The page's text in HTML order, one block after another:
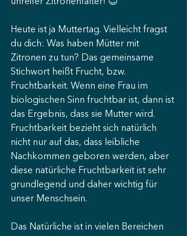
Predigt
Heute ist ja Muttertag. Vielleicht fragst
du dich: Was haben Mütter mit
Zitronen zu tun? Das gemeinsame
Stichwort heißt Frucht, bzw.
Fruchtbarkeit. Wenn eine Frau im
biologischen Sinn fruchtbar ist, dann ist
das Ergebnis, dass sie Mutter wird.
Fruchtbarkeit bezieht sich natürlich
nicht nur auf das, dass leibliche
Nachkommen geboren werden, aber
diese natürliche Fruchtbarkeit ist sehr
grundlegend und daher wichtig für
unser Menschsein.
Das Natürliche ist in vielen Bereichen